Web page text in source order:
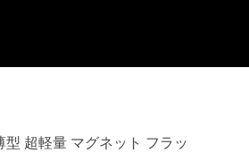
超軽量 マグネット フラッ